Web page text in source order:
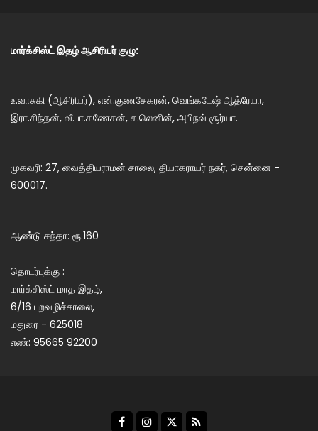
மார்க்சிஸ்ட் இதழ் ஆசிரியர் குழு:
உ.வாசுகி (ஆசிரியர்), என்.குணசேகரன், வெங்கடேஷ் ஆத்ரேயா,
இரா.சிந்தன், வீ.பா.கணேசன், ச.லெனின், அபிநவ் சூர்யா.
முகவரி: 27, வைத்தியராமன் சாலை, தியாகராயர் நகர், சென்னை -
600017.
ஆண்டு சந்தா: ரூ.160
தொடர்புக்கு :
மார்க்சிஸ்ட் மாத இதழ்,
6/16 புறவழிச்சாலை,
மதுரை - 625018
எண்: 95665 92200